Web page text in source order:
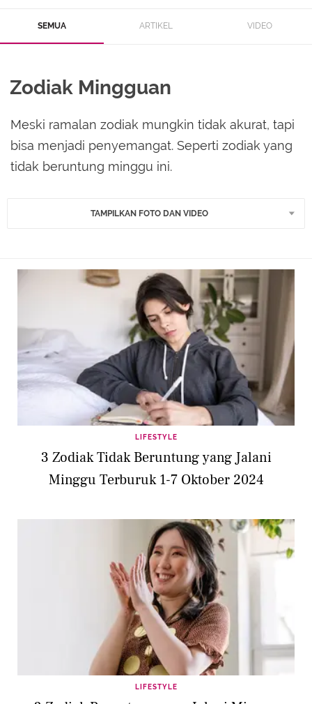
SEMUA ARTIKEL VIDEO
Zodiak Mingguan
Meski ramalan zodiak mungkin tidak akurat, tapi
bisa menjadi penyemangat. Seperti zodiak yang
tidak beruntung minggu ini.
TAMPILKAN FOTO DAN VIDEO
LIFESTYLE
3 Zodiak Tidak Beruntung yang Jalani
Minggu Terburuk 1-7 Oktober 2024
LIFESTYLE